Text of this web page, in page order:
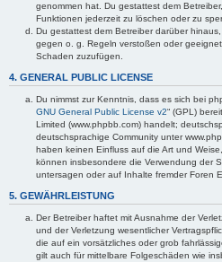
genommen hat. Du gestattest dem
Funktionen jederzeit zu löschen oder zu
Du gestattest dem Betreiber darüber
gegen o. g. Regeln verstoßen oder
Schaden zuzufügen.
4. GENERAL PUBLIC LICENSE
Du nimmst zur Kenntnis, dass es sich bei
GNU General Public License v2“ (GPL)
Limited (www.phpbb.com) handelt;
deutschsprachige Community unter
haben keinen Einfluss auf die Art und
können insbesondere die Verwendung der
untersagen oder auf Inhalte fremder Foren
5. GEWÄHRLEISTUNG
Der Betreiber haftet mit Ausnahme der
und der Verletzung wesentlicher
die auf ein vorsätzliches oder grob
gilt auch für mittelbare Folgeschäden wie